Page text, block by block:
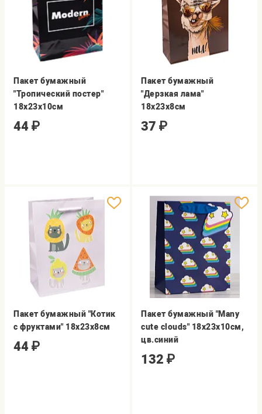
Пакет бумажный
"Тропический постер"
18х23х10см
44 ₽
Пакет бумажный
"Дерзкая лама"
18x23x8см
37 ₽
Пакет бумажный "Котик
с фруктами" 18x23x8см
44 ₽
Пакет бумажный "Many
cute clouds" 18х23х10см,
цв.синий
132 ₽